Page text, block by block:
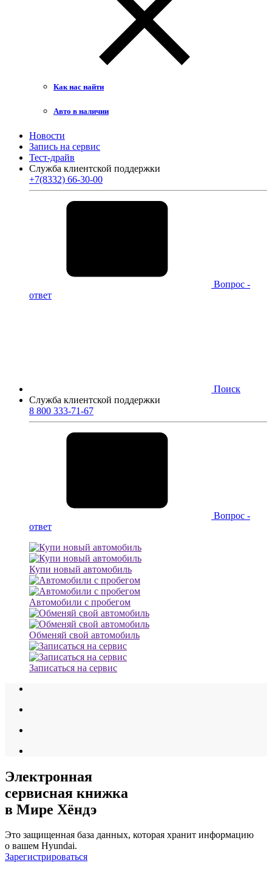
Как нас найти
Авто в наличии
Новости
Запись на сервис
Тест-драйв
Служба клиентской поддержки
+7(8332) 66-30-00
Вопрос -
ответ
Поиск
Служба клиентской поддержки
8 800 333-71-67
Вопрос -
ответ
Купи новый автомобиль
Автомобили с пробегом
Обменяй свой автомобиль
Записаться на сервис
Электронная
сервисная книжка
в Мире Хёндэ
Это защищенная база данных, которая хранит информацию
о вашем Hyundai.
Зарегистрироваться